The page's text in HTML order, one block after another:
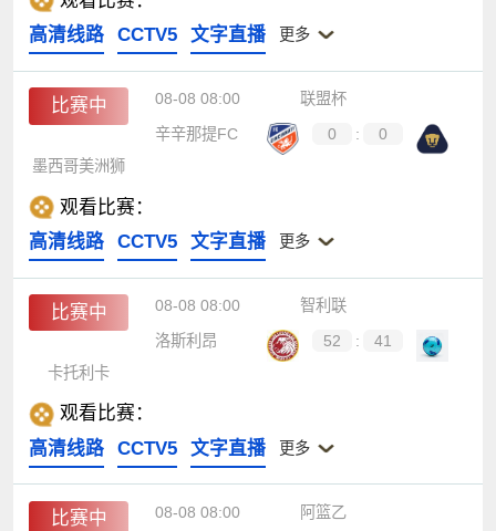
高清线路
CCTV5 文字直播 更多
比赛中 08-08 08:00
联盟杯
辛辛那提FC
0 :
0
墨西哥美洲狮
观看比赛：
高清线路
CCTV5 文字直播 更多
比赛中 08-08 08:00
智利联
洛斯利昂
52 :
41
卡托利卡
观看比赛：
高清线路
CCTV5 文字直播 更多
比赛中 08-08 08:00
阿篮乙